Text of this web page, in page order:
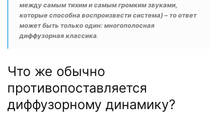
между самым тихим и самым громким звуками,
которые способна воспроизвести система) – то ответ
может быть только один: многополосная
диффузорная классика.
Что же обычно
противопоставляется
диффузорному динамику?